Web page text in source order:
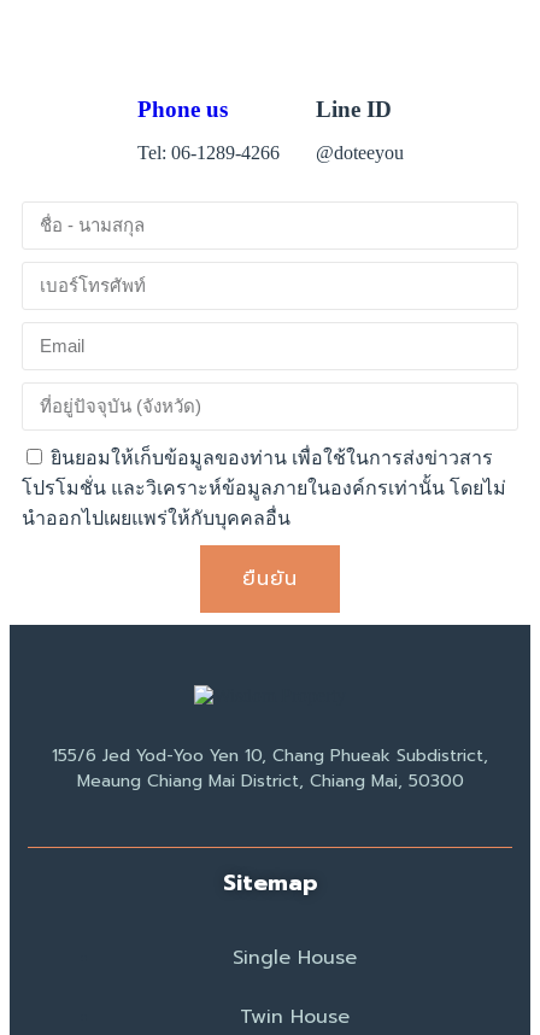
Phone us
Tel: 06-1289-4266
Line ID
@doteeyou
ยินยอมให้เก็บข้อมูลของท่าน เพื่อใช้ในการส่งข่าวสาร
โปรโมชั่น และวิเคราะห์ข้อมูลภายในองค์กรเท่านั้น โดยไม่
นำออกไปเผยแพร่ให้กับบุคคลอื่น
ยืนยัน
155/6 Jed Yod-Yoo Yen 10, Chang Phueak Subdistrict,
Meaung Chiang Mai District, Chiang Mai, 50300
Sitemap
Single House
Twin House